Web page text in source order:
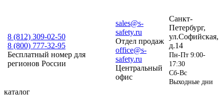
8 (812) 309-02-50
8 (800) 777-32-95
Бесплатный номер для
регионов России
sales@s-
safety.ru
Отдел продаж
office@s-
safety.ru
Центральный
офис
Санкт-
Петербург,
ул.Софийская,
д.14
Пн-Пт 9:00-
17:30
Сб-Вс
Выходные дни
каталог